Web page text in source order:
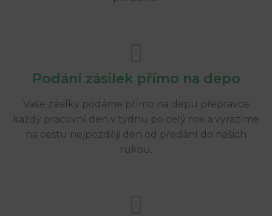
Podání zásilek přímo na depo
Vaše zásilky podáme přímo na depu přepravce
každý pracovní den v týdnu po celý rok a vyrazíme
na cestu nejpozději den od předání do našich
rukou.